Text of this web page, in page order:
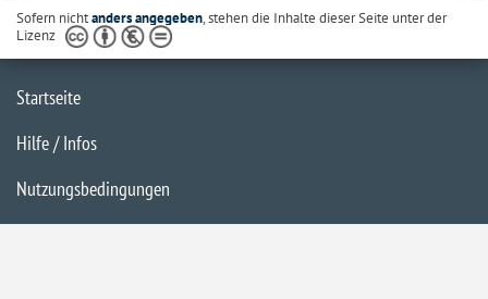
Sofern nichtanders angegeben, stehen die Inhalte dieser Seite unter der
Lizenz
Startseite
Hilfe / Infos
Nutzungsbedingungen